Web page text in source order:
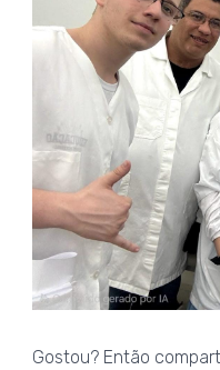
Gostou? Então